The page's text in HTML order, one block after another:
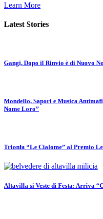
Learn More
Latest Stories
Gangi, Dopo il Rinvio è di Nuovo
Mondello, Sapori e Musica
Nome Loro”
Trionfa “Le Cialome” al Premio
Altavilla si Veste di Festa: Arriva